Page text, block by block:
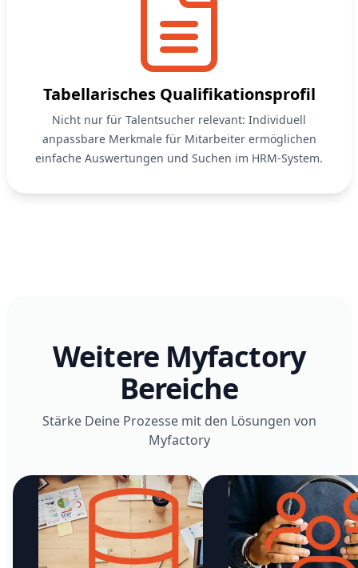
Tabellarisches Qualifikationsprofil
Nicht nur für Talentsucher relevant: Individuell
anpassbare Merkmale für Mitarbeiter ermöglichen
einfache Auswertungen und Suchen im HRM-System.
Weitere Myfactory
Bereiche
Stärke Deine Prozesse mit den Lösungen von
Myfactory